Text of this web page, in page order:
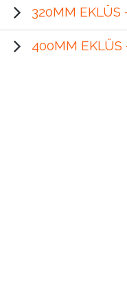
320MM EKLÜS
400MM EKLÜS